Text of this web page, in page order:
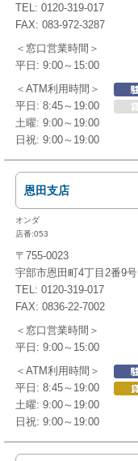
TEL: 0120-319-017
FAX: 083-972-3287
＜窓口営業時間＞
平日: 9:00～15:00
＜ATM利用時間＞
平日: 8:45～19:00
土曜: 9:00～19:00
日祝: 9:00～19:00
恩田支店
オンダ
店番:053
〒755-0023
宇部市恩田町4丁目2番9号
TEL: 0120-319-017
FAX: 0836-22-7002
＜窓口営業時間＞
平日: 9:00～15:00
＜ATM利用時間＞
平日: 8:45～19:00
土曜: 9:00～19:00
日祝: 9:00～19:00